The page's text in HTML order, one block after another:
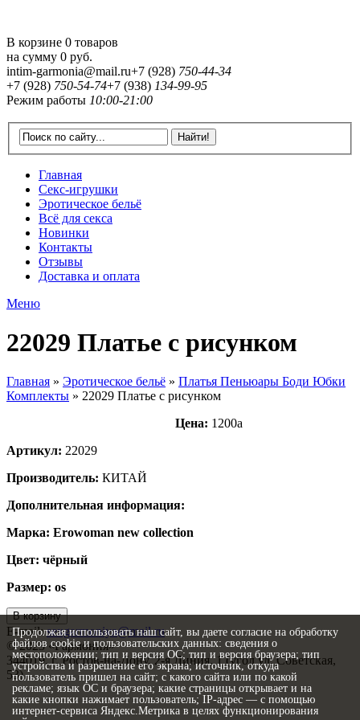
В корзине 0 товаров
на сумму 0 руб.
intim-garmonia@mail.ru+7 (928) 750-44-34
+7 (928) 750-54-74+7 (938) 134-99-95
Режим работы 10:00-21:00
Главная
Секс-игрушки
Эротическое бельё
Всё для секса
Новинки
Контакты
Отзывы
Доставка и оплата
Меню
22029 Платье с рисунком
Главная » Эротическое бельё » Платья Пеньюары Боди Юбки
Комплекты » 22029 Платье с рисунком
Цена: 1200a
Артикул: 22029
Производитель: КИТАЙ
Дополнительная информация:
Марка: Erowoman new collection
Цвет: чёрный
Размер: os
В корзину
E-mail:sexgarmoniya@mail.ru
© 2023 «Гармония»
344019, г.Ростов-на-Дону,2-я Линия, 1 (угол ул. Советская,
53)
Политика конфиденциальности
Согласие на обработку персональных данных
Продолжая использовать наш сайт, вы даете согласие на обработку
файлов cookie и пользовательских данных: сведения о
местоположении; тип и версия ОС; тип и версия браузера; тип
устройства и разрешение его экрана; источник, откуда
пользователь пришел на сайт; с какого сайта или по какой
рекламе; язык ОС и браузера; какие страницы открывает и на
какие кнопки нажимает пользователь; IP-адрес — с помощью
интернет-сервиса Яндекс.Метрика в целях функционирования